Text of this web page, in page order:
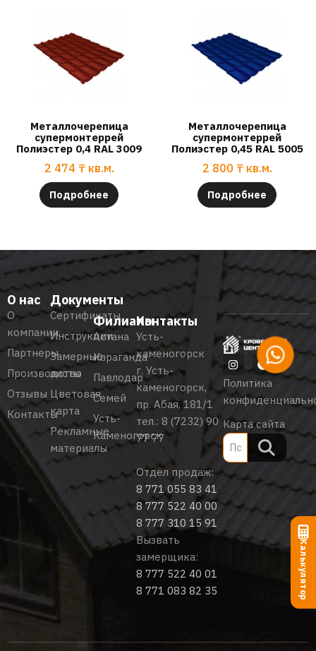
Металлочерепица
супермонтеррей
Полиэстер 0,4 RAL 3009
2 474 ₸ кв.м.
Подробнее
Металлочерепица
супермонтеррей
Полиэстер 0,45 RAL 5005
2 800 ₸ кв.м.
Подробнее
О нас
О
компании
Партнеры
Производство
Отзывы
Контакты
Документы
Сертификаты
Инструкции
Замерные
листы
Цветовая
карта
Рекламные
материалы
Филиалы
Астана
Караганда
Павлодар
Семей
Усть-
Каменогорск
Контакты
Усть-
каменогорск
г. Усть-
каменогорск,
пр. Абая, 181/1
тел.:8 (7232) 90
77 77
Отдел продаж:
8 771 055 83 41
8 777 522 40 00
8 777 310 15 91
Вызвать
замерщика:
8 777 522 40 01
8 771 083 82 35
Политика
Карта сайта
Калькулятор